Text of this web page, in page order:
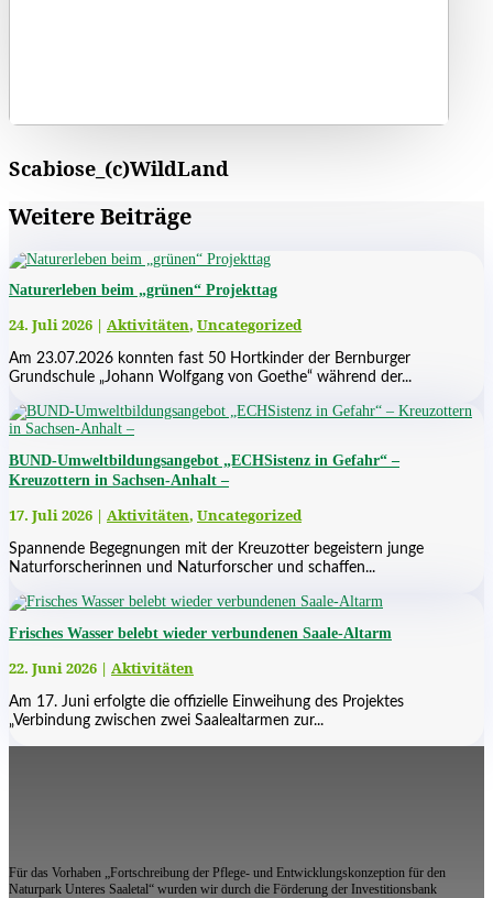
Scabiose_(c)WildLand
Weitere Beiträge
Naturerleben beim „grünen“ Projekttag
24. Juli 2026 | Aktivitäten, Uncategorized
Am 23.07.2026 konnten fast 50 Hortkinder der Bernburger
Grundschule „Johann Wolfgang von Goethe“ während der...
BUND-Umweltbildungsangebot „ECHSistenz in Gefahr“ –
Kreuzottern in Sachsen-Anhalt –
17. Juli 2026 | Aktivitäten, Uncategorized
Spannende Begegnungen mit der Kreuzotter begeistern junge
Naturforscherinnen und Naturforscher und schaffen...
Frisches Wasser belebt wieder verbundenen Saale-Altarm
22. Juni 2026 | Aktivitäten
Am 17. Juni erfolgte die offizielle Einweihung des Projektes
„Verbindung zwischen zwei Saalealtarmen zur...
Für das Vorhaben „Fortschreibung der Pflege- und Entwicklungskonzeption für den
Naturpark Unteres Saaletal“ wurden wir durch die Förderung der Investitionsbank